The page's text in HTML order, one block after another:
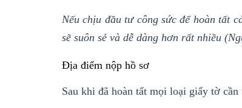
Nếu chịu đầu tư công sức để hoàn tất
sẽ suôn sẻ và dễ dàng hơn rất nhiều
Địa điểm nộp hồ sơ
Sau khi đã hoàn tất mọi loại giấy tờ